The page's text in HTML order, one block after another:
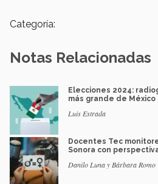
Categoría:
Notas Relacionadas
Elecciones 2024:
más grande de México
Luis Estrada
Docentes Tec
Sonora con
Danilo Luna y Bárbara Romo